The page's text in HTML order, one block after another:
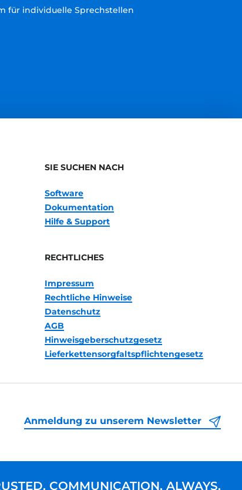
für individuelle Sprechstellen
SIE SUCHEN NACH
Software
Dokumentation
Hilfe & Support
RECHTLICHES
Impressum
Rechtliche Hinweise
Datenschutz
AGB
Hinweisgeberschutzgesetz
Lieferkettensorgfaltspflichtengesetz
Anmeldung zu unserem Newsletter
COMMUNICATION. ALWAYS.